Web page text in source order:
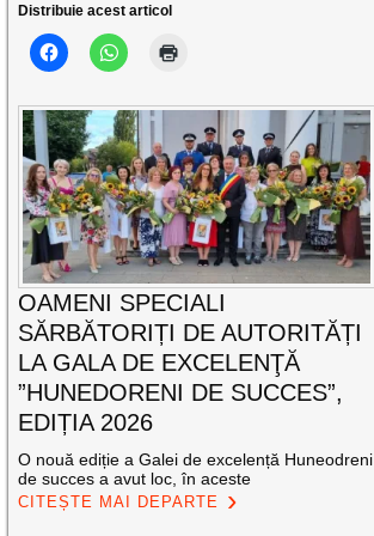
Distribuie acest articol
OAMENI SPECIALI
SĂRBĂTORIȚI DE AUTORITĂȚI
LA GALA DE EXCELENŢĂ
”HUNEDORENI DE SUCCES”,
EDIȚIA 2026
O nouă ediție a Galei de excelență Huneodreni
de succes a avut loc, în aceste
CITEȘTE MAI DEPARTE